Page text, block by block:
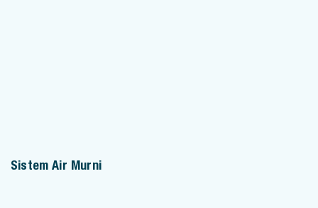
Sistem Air Murni